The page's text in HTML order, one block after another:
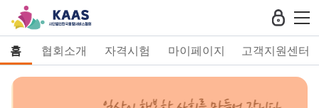
홈 협회소개 자격시험 마이페이지 고객지원센터